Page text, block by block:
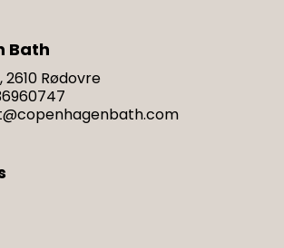
Bath
2610 Rødovre